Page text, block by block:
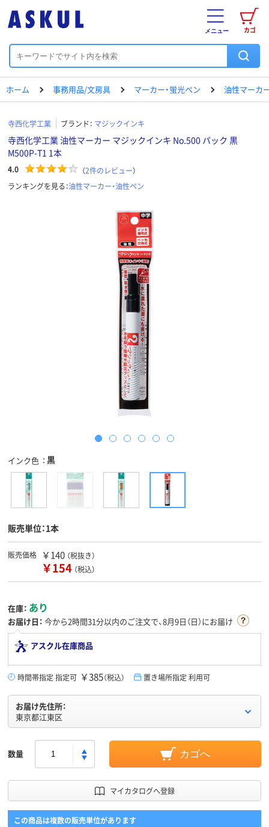
カゴ
メニュー
ホーム 事務用品/文房具 マーカー・蛍光ペン 油性マーカ
寺西化学工業 ブランド： マジックインキ
寺西化学工業 油性マーカー マジックインキ No.500 パック 黒
M500P-T1 1本
4.0 （2件のレビュー）
ランキングを見る：油性マーカー・油性ペン
インク色 黒
販売単位：1本
販売価格 ￥140 （税抜き）
￥154 （税込）
在庫： あり
お届け日： 今から2時間31分以内のご注文で、8月9日（日）にお届け
アスクル在庫商品
時間帯指定 指定可 ￥385（税込） 置き場所指定 利用可
お届け先住所：
東京都江東区
数量 カゴへ
マイカタログへ登録
この商品は複数の販売単位があります